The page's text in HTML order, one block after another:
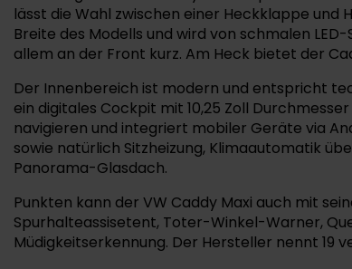
lässt die Wahl zwischen einer Heckklappe
Breite des Modells und wird von schmalen
allem an der Front kurz. Am Heck bietet der
Der Innenbereich ist modern und entspricht
ein digitales Cockpit mit 10,25 Zoll
navigieren und integriert mobiler Geräte via
sowie natürlich Sitzheizung, Klimaautomatik
Panorama-Glasdach.
Punkten kann der VW Caddy Maxi auch mit
Spurhalteassisetent, Toter-Winkel-Warner,
Müdigkeitserkennung. Der Hersteller nennt 19